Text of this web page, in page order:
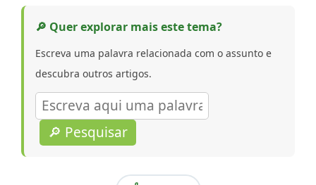
🔎 Quer explorar mais este tema?
Escreva uma palavra relacionada com o assunto e
descubra outros artigos.
🔎 Pesquisar